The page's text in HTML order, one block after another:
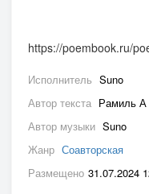
https://poembook.ru/
Исполнитель Suno
Автор текста Рамиль А
Автор музыки Suno
Жанр Соавторская
Размещено 31.07.2024